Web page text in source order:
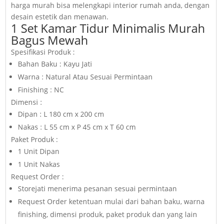
harga murah bisa melengkapi interior rumah anda, dengan
desain estetik dan menawan.
1 Set Kamar Tidur Minimalis Murah
Bagus Mewah
Spesifikasi Produk :
Bahan Baku : Kayu Jati
Warna : Natural Atau Sesuai Permintaan
Finishing : NC
Dimensi :
Dipan : L 180 cm x 200 cm
Nakas : L 55 cm x P 45 cm x T 60 cm
Paket Produk :
1 Unit Dipan
1 Unit Nakas
Request Order :
Storejati menerima pesanan sesuai permintaan
Request Order ketentuan mulai dari bahan baku, warna
finishing, dimensi produk, paket produk dan yang lain